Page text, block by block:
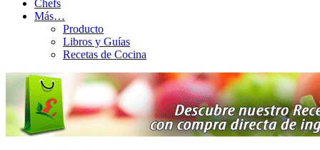
Chefs
Más…
Producto
Libros y Guías
Recetas de Cocina